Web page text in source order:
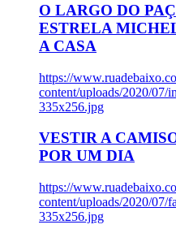
O LARGO DO
ESTRELA
A CASA
https://
content/uploads/2020/
335x256.jpg
VESTIR A
POR UM DIA
https://
content/uploads/2020/07/
335x256.jpg